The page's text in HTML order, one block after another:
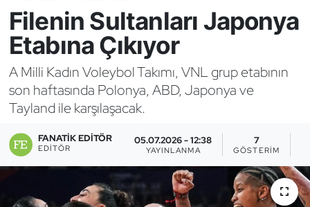
Filenin Sultanları Japonya
Etabına Çıkıyor
A Milli Kadın Voleybol Takımı, VNL grup etabının
son haftasında Polonya, ABD, Japonya ve
Tayland ile karşılaşacak.
FANATIK EDITÖR
EDITÖR
05.07.2026 - 12:38
YAYINLANMA
7
GÖSTERIM
Binicilik
Bisiklet
Bocce Bowling Dart
Buz Hokeyi